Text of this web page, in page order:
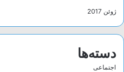
ژوئن 2017
دسته‌ها
اجتماعی